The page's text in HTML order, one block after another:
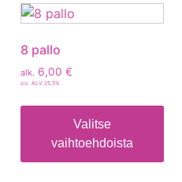
8 pallo
alk. 6,00 €
sis. ALV 25,5%
Valitse
vaihtoehdoista